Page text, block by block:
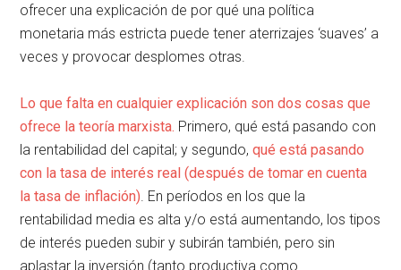
ofrecer una explicación de por qué una política
monetaria más estricta puede tener aterrizajes ‘suaves’ a
veces y provocar desplomes otras.
Lo que falta en cualquier explicación son dos cosas que
ofrece la teoría marxista. Primero, qué está pasando con
la rentabilidad del capital; y segundo,qué está pasando
con la tasa de interés real (después de tomar en cuenta
la tasa de inflación). En períodos en los que la
rentabilidad media es alta y/o está aumentando, los tipos
de interés pueden subir y subirán también, pero sin
aplastar la inversión (tanto productiva como